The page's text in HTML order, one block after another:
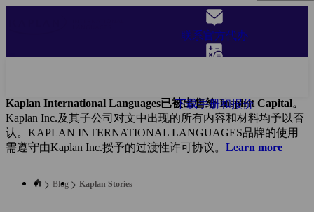
联系官方代办
下载手册和报价
Kaplan International Languages已被出售给 Inspirit Capital。
Kaplan Inc.及其子公司对文中出现的所有内容和材料均予以否
认。KAPLAN INTERNATIONAL LANGUAGES品牌的使用
需遵守由Kaplan Inc.授予的过渡性许可协议。 Learn more
Blog Kaplan Stories